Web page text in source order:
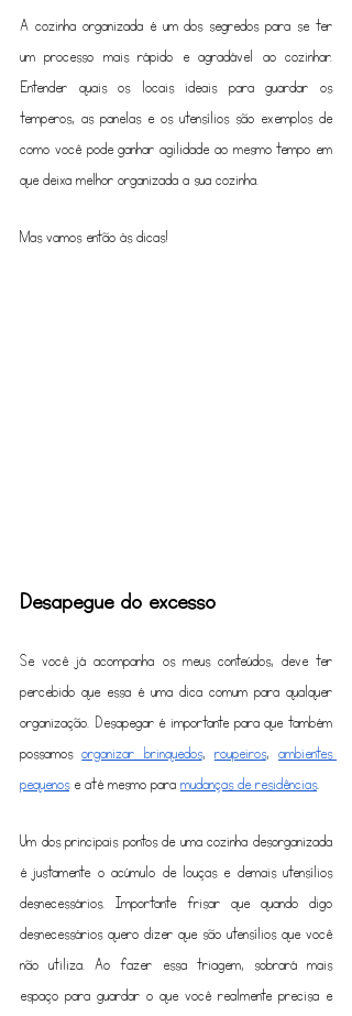
A cozinha organizada é um dos segredos para se ter
um processo mais rápido e agradável ao cozinhar.
Entender quais os locais ideais para guardar os
temperos, as panelas e os utensílios são exemplos de
como você pode ganhar agilidade ao mesmo tempo em
que deixa melhor organizada a sua cozinha.
Mas vamos então às dicas!
Desapegue do excesso
Se você já acompanha os meus conteúdos, deve ter
percebido que essa é uma dica comum para qualquer
organização. Desapegar é importante para que também
possamos organizar brinquedos, roupeiros, ambientes
pequenos e até mesmo para mudanças de residências.
Um dos principais pontos de uma cozinha desorganizada
é justamente o acúmulo de louças e demais utensílios
desnecessários. Importante frisar que quando digo
desnecessários quero dizer que são utensílios que você
não utiliza. Ao fazer essa triagem, sobrará mais
espaço para guardar o que você realmente precisa e